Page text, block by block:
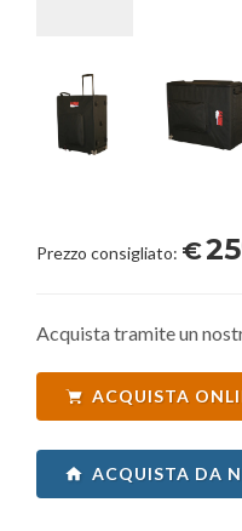
Prezzo consigliato: €
Acquista tramite un
ACQUISTA
ACQUISTA DA